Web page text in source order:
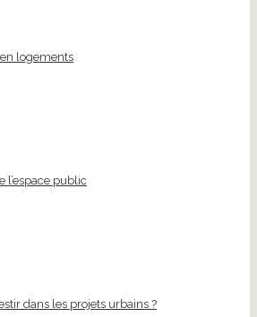
logements
l’espace public
dans les projets urbains ?